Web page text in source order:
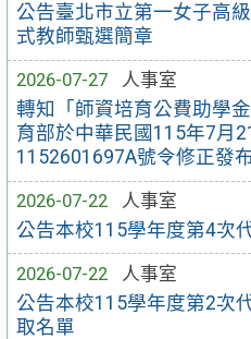
公告臺北市立第一女子高
式教師甄選簡章
2026-07-27
人事室
轉知「師資培育公費助學
育部於中華民國115年7月
1152601697A號令修正發
2026-07-22
人事室
公告本校115學年度第4次
2026-07-22
人事室
公告本校115學年度第2次
取名單